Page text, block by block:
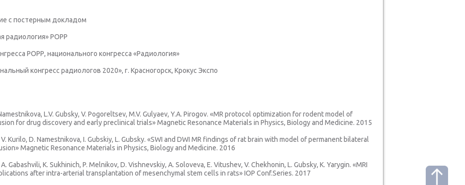
с постерным докладом
радиология» РОРР
РОРР, национального конгресса «Радиология»
конгресс радиологов 2020», г. Красногорск, Крокус Экспо
L.V. Gubsky, V. Pogoreltsev, M.V. Gulyaev, Y.A. Pirogov. «MR protocol optimization for rodent model of
for drug discovery and early preclinical trials» Magnetic Resonance Materials in Physics, Biology and Medicine. 2015
Kurilo, D. Namestnikova, I. Gubskiy, L. Gubsky. «SWI and DWI MR findings of rat brain with model of permanent bilateral
Magnetic Resonance Materials in Physics, Biology and Medicine. 2016
Gabashvili, K. Sukhinich, P. Melnikov, D. Vishnevskiy, A. Soloveva, E. Vitushev, V. Chekhonin, L. Gubsky, K. Yarygin. «MRI
after intra-arterial transplantation of mesenchymal stem cells in rats» IOP Conf.Series. 2017